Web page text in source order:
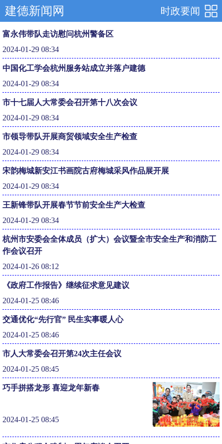
时政要闻
建德新闻网
富永伟带队走访慰问杭州警备区
2024-01-29 08:34
中国化工学会杭州服务站成立并落户建德
2024-01-29 08:34
市十七届人大常委会召开第十八次会议
2024-01-29 08:34
市领导带队开展商贸领域安全生产检查
2024-01-29 08:34
宋韵梅城新安江书画院古府梅城采风作品展开展
2024-01-29 08:34
王新锋带队开展春节节前安全生产大检查
2024-01-29 08:34
杭州市安委会全体成员（扩大）会议暨全市安全生产和消防工
作会议召开
2024-01-26 08:12
《政府工作报告》继续征求意见建议
2024-01-25 08:46
交通优化“先行官” 民生实事暖人心
2024-01-25 08:46
市人大常委会召开第24次主任会议
2024-01-25 08:45
巧手拼搭龙形 喜迎龙年新春
2024-01-25 08:45